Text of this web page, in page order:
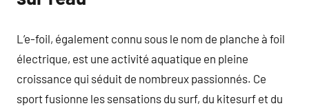
L’e-foil, également connu sous le nom de planche à foil
électrique, est une activité aquatique en pleine
croissance qui séduit de nombreux passionnés. Ce
sport fusionne les sensations du surf, du kitesurf et du